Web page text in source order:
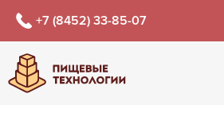
+7 (8452) 33-85-07